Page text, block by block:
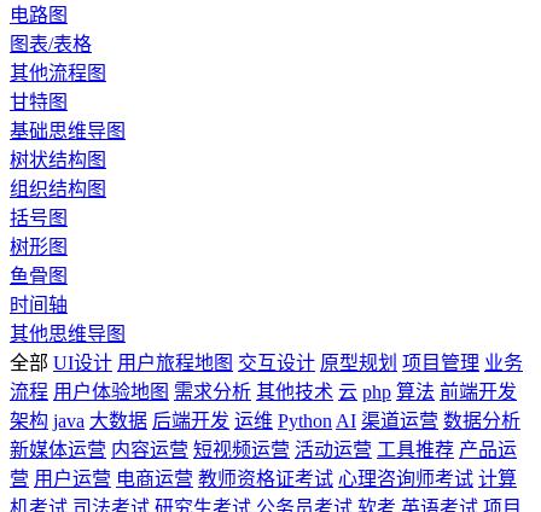
电路图
图表/表格
其他流程图
甘特图
基础思维导图
树状结构图
组织结构图
括号图
树形图
鱼骨图
时间轴
其他思维导图
全部 UI设计 用户旅程地图 交互设计 原型规划 项目管理 业务
流程 用户体验地图 需求分析 其他技术 云 php 算法 前端开发
架构 java 大数据 后端开发 运维 Python AI 渠道运营 数据分析
新媒体运营 内容运营 短视频运营 活动运营 工具推荐 产品运
营 用户运营 电商运营 教师资格证考试 心理咨询师考试 计算
机考试 司法考试 研究生考试 公务员考试 软考 英语考试 项目